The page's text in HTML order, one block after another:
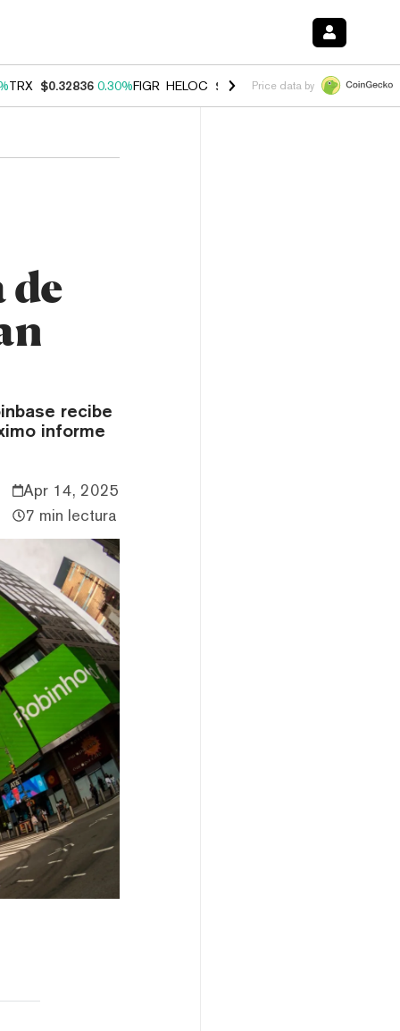
TRX $0.32836 0.30%FIGR_HELOC $1.007 -2.70%HYPE $54.58 -
Price data by
de
recibe
informe
Apr 14, 2025
7 min lectura